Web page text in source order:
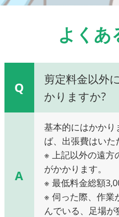
よくあ
Q
剪定料金以外
かりますか?
A
基本的にはかか
ば、出張費はいた
※ 上記以外の遠方
がかかります。
※ 最低料金総額
※ 伺った際、作業
んでいる、足場